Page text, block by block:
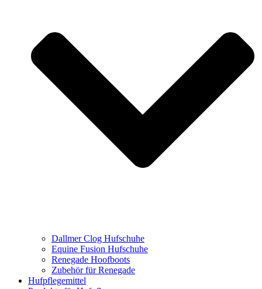
Dallmer Clog Hufschuhe
Equine Fusion Hufschuhe
Renegade Hoofboots
Zubehör für Renegade
Hufpflegemittel